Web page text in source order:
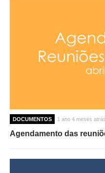
DOCUMENTOS 1 ano 4 meses atrás
Agendamento das